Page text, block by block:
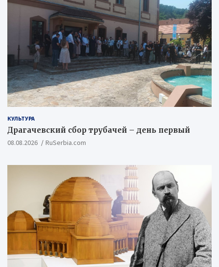
КУЛЬТУРА
Драгачевский сбор трубачей – день первый
08.08.2026 RuSerbia.com